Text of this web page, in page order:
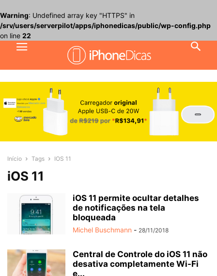
Warning: Undefined array key "HTTPS" in
/srv/users/serverpilot/apps/iphonedicas/public/wp-config.php
on line 22
Início Tags IOS 11
iOS 11
iOS 11 permite ocultar detalhes
de notificações na tela
bloqueada
Michel Buschmann - 28/11/2018
Central de Controle do iOS 11 não
desativa completamente Wi-Fi
e...